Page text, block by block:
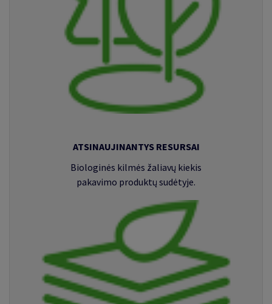
ATSINAUJINANTYS RESURSAI
Biologinės kilmės žaliavų kiekis
pakavimo produktų sudėtyje.